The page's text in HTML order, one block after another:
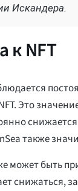
Искандера.
к NFT
Это
также
может быть
снижаться,